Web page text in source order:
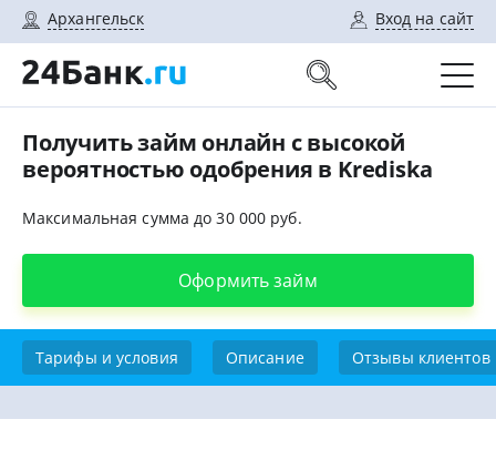
Архангельск Вход на сайт
Получить займ онлайн с высокой
вероятностью одобрения в Krediska
Максимальная сумма до 30 000 руб.
Оформить займ
Тарифы и условия Описание Отзывы клиентов